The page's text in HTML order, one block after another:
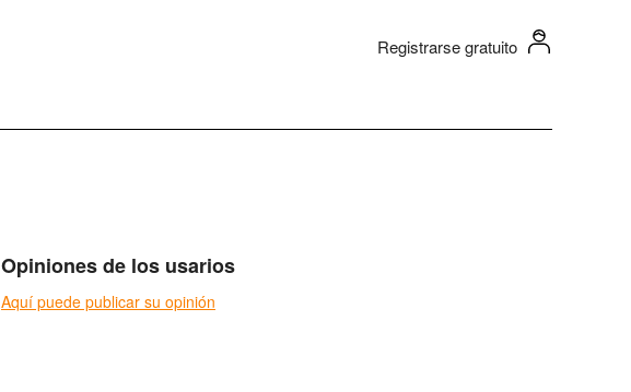
Registrarse gratuito
Opiniones de los usarios
Aquí puede publicar su opinión